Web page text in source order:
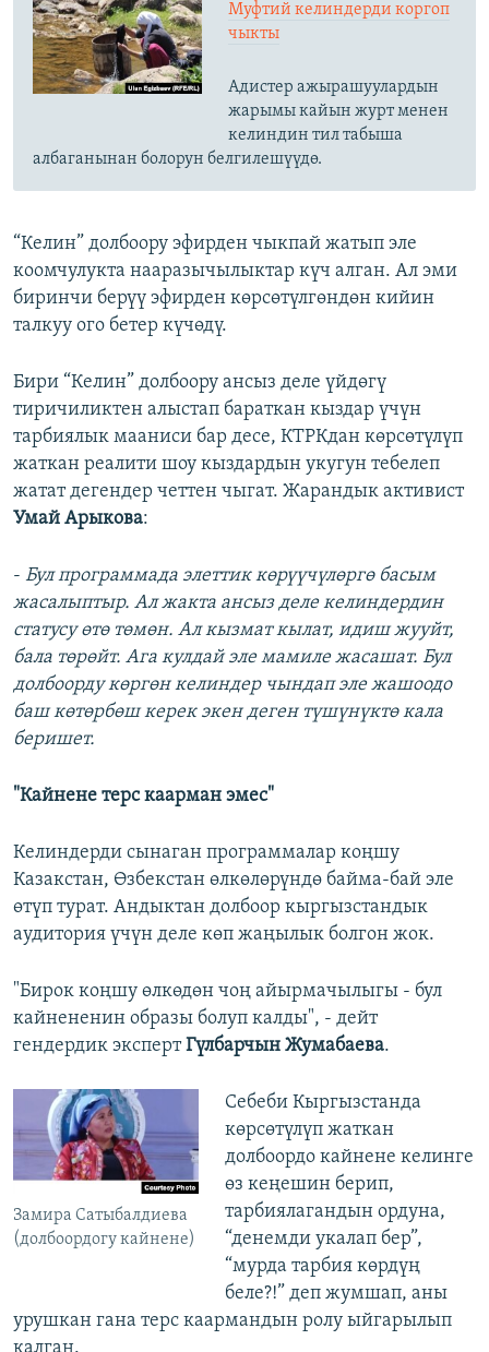
Муфтий келиндерди коргоп
чыкты
Адистер ажырашуулардын
жарымы кайын журт менен
келиндин тил табыша
албаганынан болорун белгилешүүдө.
“Келин” долбоору эфирден чыкпай жатып эле
коомчулукта нааразычылыктар күч алган. Ал эми
биринчи берүү эфирден көрсөтүлгөндөн кийин
талкуу ого бетер күчөдү.
Бири “Келин” долбоору ансыз деле үйдөгү
тиричиликтен алыстап бараткан кыздар үчүн
тарбиялык мааниси бар десе, КТРКдан көрсөтүлүп
жаткан реалити шоу кыздардын укугун тебелеп
жатат дегендер четтен чыгат. Жарандык активист
Умай Арыкова:
- Бул программада элеттик көрүүчүлөргө басым
жасалыптыр. Ал жакта ансыз деле келиндердин
статусу өтө төмөн. Ал кызмат кылат, идиш жууйт,
бала төрөйт. Ага кулдай эле мамиле жасашат. Бул
долбоорду көргөн келиндер чындап эле жашоодо
баш көтөрбөш керек экен деген түшүнүктө кала
беришет.
"Кайнене терс каарман эмес"
Келиндерди сынаган программалар коңшу
Казакстан, Өзбекстан өлкөлөрүндө байма-бай эле
өтүп турат. Андыктан долбоор кыргызстандык
аудитория үчүн деле көп жаңылык болгон жок.
"Бирок коңшу өлкөдөн чоң айырмачылыгы - бул
кайнененин образы болуп калды", - дейт
гендердик экспертГүлбарчын Жумабаева.
Замира Сатыбалдиева
(долбоордогу кайнене)
Себеби Кыргызстанда
көрсөтүлүп жаткан
долбоордо кайнене келинге
өз кеңешин берип,
тарбиялагандын ордуна,
“денемди укалап бер”,
“мурда тарбия көрдүң
беле?!” деп жумшап, аны
урушкан гана терс каармандын ролу ыйгарылып